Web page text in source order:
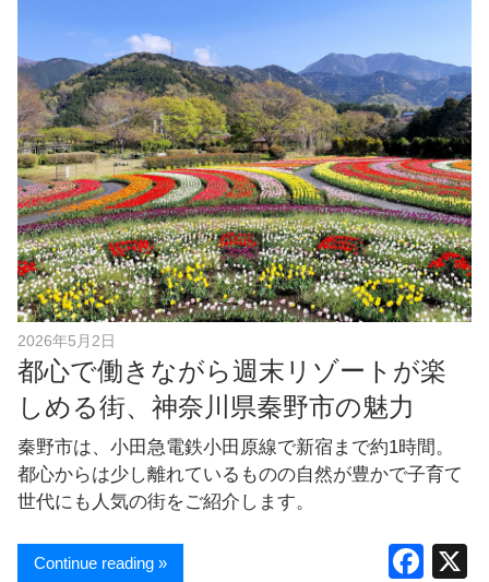
b
o
o
k
2026年5月2日
都心で働きながら週末リゾートが楽
しめる街、神奈川県秦野市の魅力
秦野市は、小田急電鉄小田原線で新宿まで約1時間。
都心からは少し離れているものの自然が豊かで子育て
世代にも人気の街をご紹介します。
F
Continue reading »